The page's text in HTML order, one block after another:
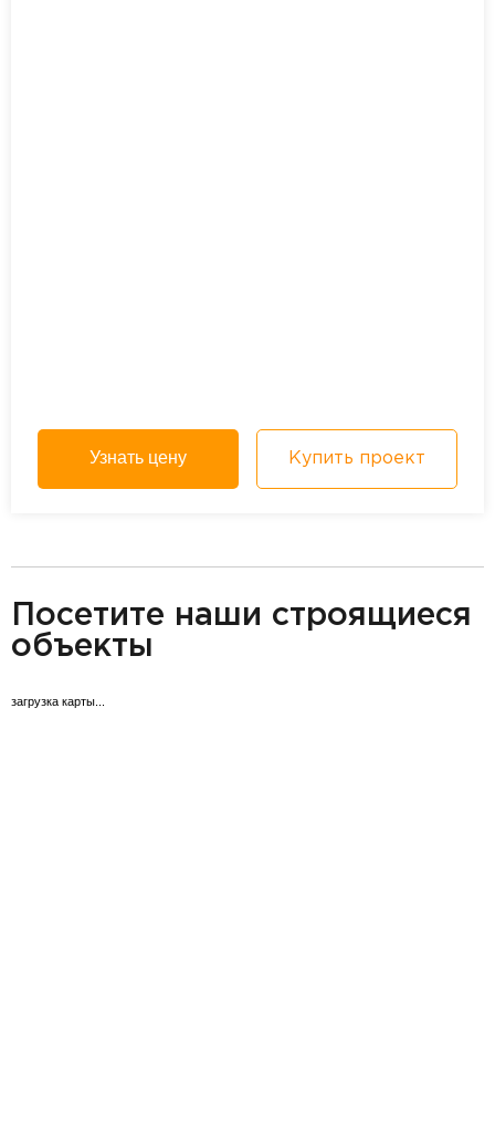
Узнать цену Купить проект
Посетите наши строящиеся
объекты
загрузка карты...